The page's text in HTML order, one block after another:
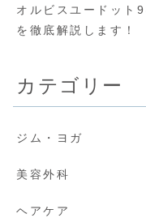
オルビスユードット
を徹底解説します！
カテゴリー
ジム・ヨガ
美容外科
ヘアケア